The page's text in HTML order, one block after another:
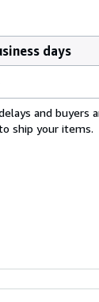
days
and buyers
ship your items.